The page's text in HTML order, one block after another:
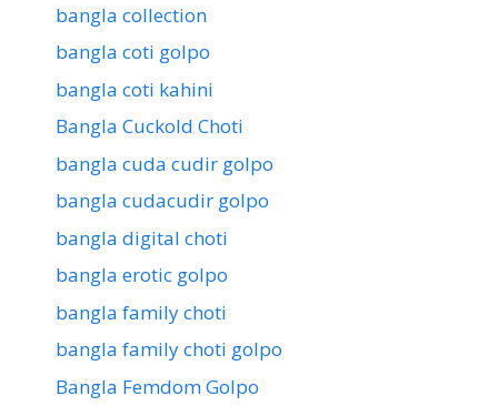
bangla collection
bangla coti golpo
bangla coti kahini
Bangla Cuckold Choti
bangla cuda cudir golpo
bangla cudacudir golpo
bangla digital choti
bangla erotic golpo
bangla family choti
bangla family choti golpo
Bangla Femdom Golpo